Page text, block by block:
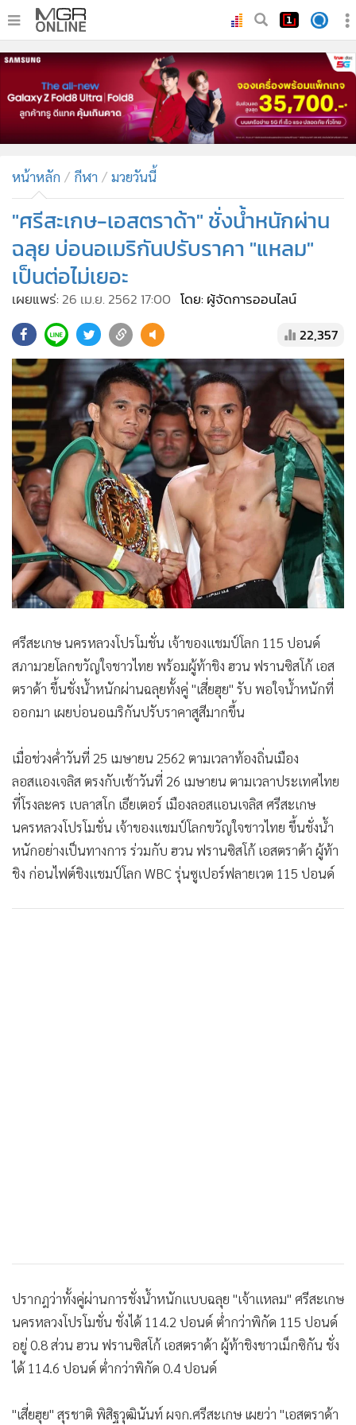
• หน้าหลัก
ทันเหตุการณ์
ภาคใต้
• ภูมิภาค
• บันเทิง
ผู้จัดการรายวัน
คอลัมนิสต์
• ละคร
• CbizReview
• Cyber BIZ
• ผู้จัดกวน
• Good health & Well-being
• Green Innovation & SD
• Management & HR
• MGR Live
• Infographic
• การเมือง
ท่องเที่ยว
•
กีฬา
• ต่างประเทศ
• Special Scoop
• เศรษฐกิจ-ธุรกิจ
• ชุมชน-คุณภาพชีวิต
• อาชญากรรม
• วิทยาศาสตร์
• SMEs
• หุ้น
• อินโดจีน
• กองทุนรวม
• Celeb Online
หน้าหลัก กีฬา มวยวันนี้
"ศรีสะเกษ-เอสตราด้า" ชั่งน้ำหนักผ่าน
ฉลุย บ่อนอเมริกันปรับราคา "แหลม"
เป็นต่อไม่เยอะ
เผยแพร่: 26 เม.ย. 2562 17:00 โดย: ผู้จัดการออนไลน์
22,357
ศรีสะเกษ นครหลวงโปรโมชั่น เจ้าของแชมป์โลก 115 ปอนด์
สภามวยโลกขวัญใจชาวไทย พร้อมผู้ท้าชิง ฮวน ฟรานซิสโก้ เอส
ตราด้า ขึ้นชั่งน้ำหนักผ่านฉลุยทั้งคู่ "เสี่ยฮุย" รับ พอใจน้ำหนักที่
ออกมา เผยบ่อนอเมริกันปรับราคาสูสีมากขึ้น
เมื่อช่วงค่ำวันที่ 25 เมษายน 2562 ตามเวลาท้องถิ่นเมือง
ลอสแองเจลิส ตรงกับเช้าวันที่ 26 เมษายน ตามเวลาประเทศไทย
ที่โรงละคร เบลาสโก เธียเตอร์ เมืองลอสแอนเจลิส ศรีสะเกษ
นครหลวงโปรโมชั่น เจ้าของแชมป์โลกขวัญใจชาวไทย ขึ้นชั่งน้ำ
หนักอย่างเป็นทางการ ร่วมกับ ฮวน ฟรานซิสโก้ เอสตราด้า ผู้ท้า
ชิง ก่อนไฟต์ชิงแชมป์โลก WBC รุ่นซูเปอร์ฟลายเวต 115 ปอนด์
ปรากฎว่าทั้งคู่ผ่านการชั่งน้ำหนักแบบฉลุย "เจ้าแหลม" ศรีสะเกษ
นครหลวงโปรโมชั่น ชั่งได้ 114.2 ปอนด์ ต่ำกว่าพิกัด 115 ปอนด์
อยู่ 0.8 ส่วน ฮวน ฟรานซิสโก้ เอสตราด้า ผู้ท้าชิงชาวเม็กซิกัน ชั่ง
ได้ 114.6 ปอนด์ ต่ำกว่าพิกัด 0.4 ปอนด์
"เสี่ยฮุย" สุรชาติ พิสิฐวุฒินันท์ ผจก.ศรีสะเกษ เผยว่า "เอสตราด้า